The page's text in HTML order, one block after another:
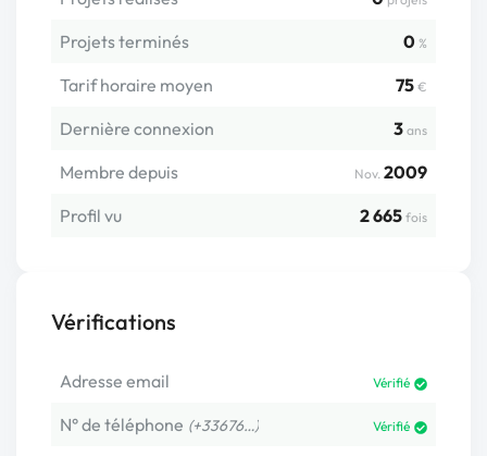
Projets terminés 0 %
Tarif horaire moyen 75 €
Dernière connexion 3 ans
Membre depuis Nov. 2009
Profil vu
2 665 fois
Vérifications
Adresse email Vérifié
N° de téléphone (+33676…) Vérifié